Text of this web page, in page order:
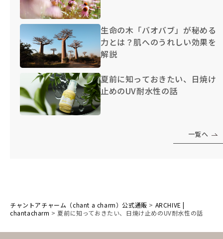
生命の木「バオバブ」が秘める
力とは？肌へのうれしい効果を
解説
夏前に知っておきたい、日焼け
止めのUV耐水性の話
一覧へ
チャントアチャーム（chant a charm）公式通販 > ARCHIVE |
chantacharm > 夏前に知っておきたい、日焼け止めのUV耐水性の話